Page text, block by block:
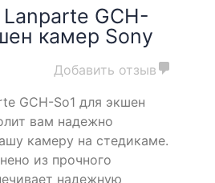
GCH-
камер Sony
Добавить отзыв
GCH-So1 для экшен
вам надежно
камеру на стедикаме.
из прочного
надежную